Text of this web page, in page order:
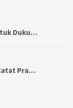
Duku…
Pra…